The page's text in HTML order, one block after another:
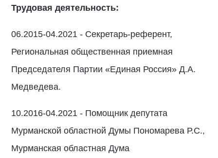
Трудовая деятельность:
06.2015-04.2021 - Секретарь-референт,
Региональная общественная приемная
Председателя Партии «Единая Россия» Д.А.
Медведева.
10.2016-04.2021 - Помощник депутата
Мурманской областной Думы Пономарева Р.С.,
Мурманская областная Дума